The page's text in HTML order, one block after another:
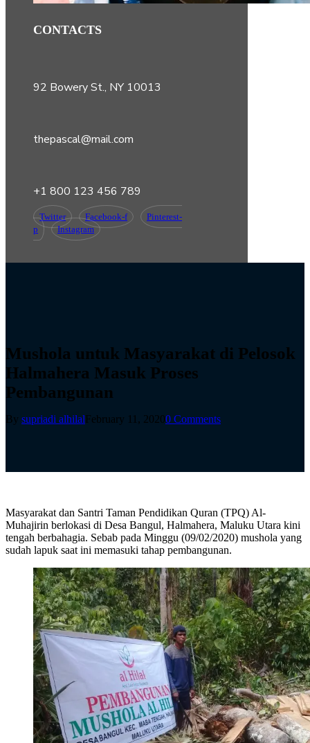
CONTACTS
92 Bowery St., NY 10013
thepascal@mail.com
+1 800 123 456 789
Twitter Facebook-f
Pinterest-
p
Instagram
Mushola untuk Masyarakat di Pelosok
Halmahera Masuk Proses
Pembangunan
By supriadi alhilalFebruary 11, 20200 Comments
Masyarakat dan Santri Taman Pendidikan Quran (TPQ) Al-
Muhajirin berlokasi di Desa Bangul, Halmahera, Maluku Utara kini
tengah berbahagia. Sebab pada Minggu (09/02/2020) mushola yang
sudah lapuk saat ini memasuki tahap pembangunan.